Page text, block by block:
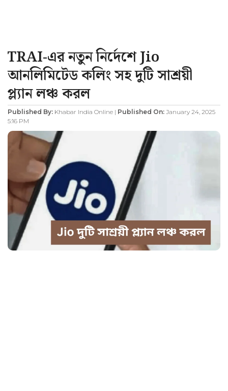
TRAI-এর নতুন নির্দেশে Jio
আনলিমিটেড কলিং সহ দুটি সাশ্রয়ী
প্ল্যান লঞ্চ করল
Published By: Khabar India Online | Published On: January 24, 2025
5:16 PM